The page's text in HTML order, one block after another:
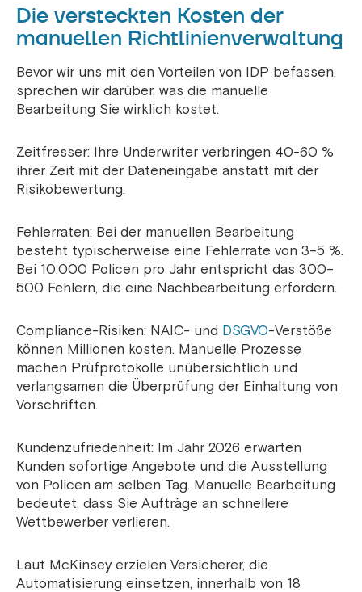
Die versteckten Kosten der
manuellen Richtlinienverwaltung
Bevor wir uns mit den Vorteilen von IDP befassen,
sprechen wir darüber, was die manuelle
Bearbeitung Sie wirklich kostet.
Zeitfresser: Ihre Underwriter verbringen 40-60 %
ihrer Zeit mit der Dateneingabe anstatt mit der
Risikobewertung.
Fehlerraten: Bei der manuellen Bearbeitung
besteht typischerweise eine Fehlerrate von 3–5 %.
Bei 10.000 Policen pro Jahr entspricht das 300–
500 Fehlern, die eine Nachbearbeitung erfordern.
Compliance-Risiken: NAIC- und DSGVO-Verstöße
können Millionen kosten. Manuelle Prozesse
machen Prüfprotokolle unübersichtlich und
verlangsamen die Überprüfung der Einhaltung von
Vorschriften.
Kundenzufriedenheit: Im Jahr 2026 erwarten
Kunden sofortige Angebote und die Ausstellung
von Policen am selben Tag. Manuelle Bearbeitung
bedeutet, dass Sie Aufträge an schnellere
Wettbewerber verlieren.
Laut McKinsey erzielen Versicherer, die
Automatisierung einsetzen, innerhalb von 18